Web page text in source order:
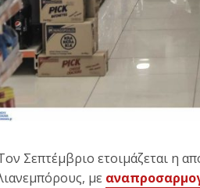
Σεπτέμβριο ετοιμάζεται η
με